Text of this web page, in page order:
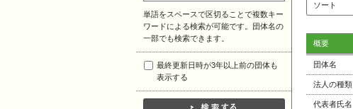
単語をスペースで区切ることで複数キー
ワードによる検索が可能です。団体名の
一部でも検索できます。
最終更新日時が3年以上前の団体も
表示する
ソート
概要
団体名
法人の種類
代表者氏名